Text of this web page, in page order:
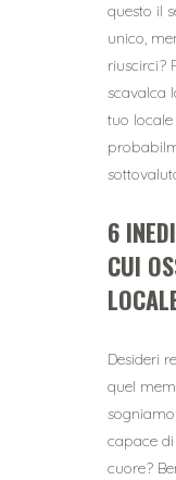
questo il
unico,
riuscirci?
scavalca
tuo
6
CUI
Desideri
quel
sogniamo
capace
cuore?